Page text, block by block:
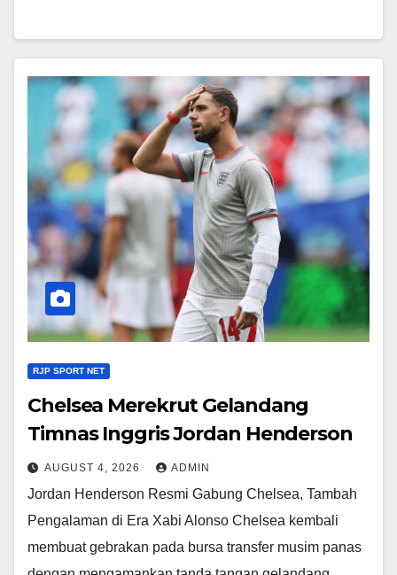
RJP SPORT NET
Chelsea Merekrut Gelandang
Timnas Inggris Jordan Henderson
AUGUST 4, 2026 ADMIN
Jordan Henderson Resmi Gabung Chelsea, Tambah
Pengalaman di Era Xabi Alonso Chelsea kembali
membuat gebrakan pada bursa transfer musim panas